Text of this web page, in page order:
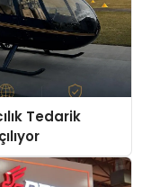
Tedarik